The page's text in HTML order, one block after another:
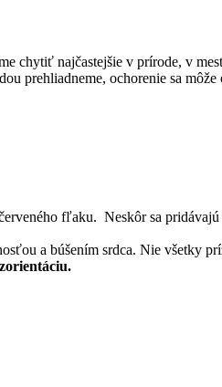
chytiť najčastejšie v prírode, v
prehliadneme, ochorenie sa
fľaku. Neskôr sa pridávajú
a búšením srdca. Nie všetky